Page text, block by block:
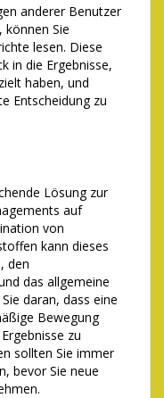
anderer Benutzer
Sie
lesen. Diese
in die Ergebnisse,
haben, und
Entscheidung zu
Lösung zur
auf
von
kann dieses
den
das allgemeine
daran, dass eine
Bewegung
zu
sollten Sie immer
bevor Sie neue